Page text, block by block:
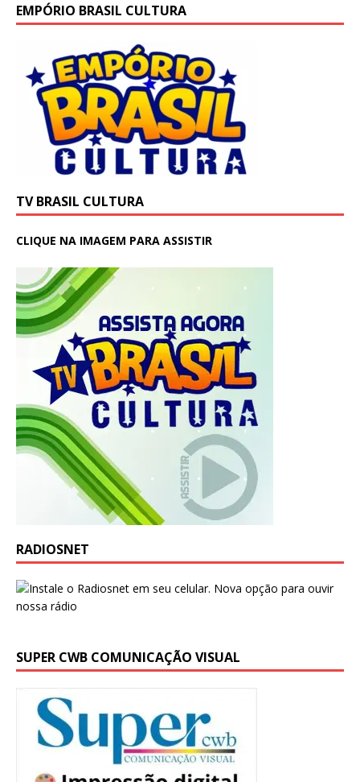
EMPÓRIO BRASIL CULTURA
TV BRASIL CULTURA
CLIQUE NA IMAGEM PARA ASSISTIR
RADIOSNET
SUPER CWB COMUNICAÇÃO VISUAL